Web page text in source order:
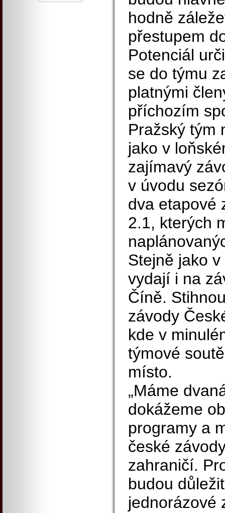
hodně
přestupem
Potenciál
se do týmu
platnými
příchozím
Pražský tým
jako v
zajímavý
v úvodu
dva etapové
2.1, kterých
Stejně jako
vydají i na
Číně.
závody
kde v
týmové
místo.
„Máme
dokážeme
programy a
české
zahraničí.
budou
jednorázové